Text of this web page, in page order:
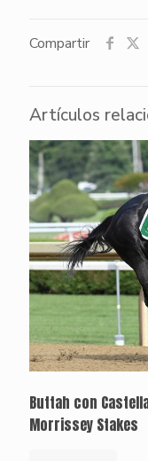
Compartir
Artículos
Buttah con
Morrissey Stakes